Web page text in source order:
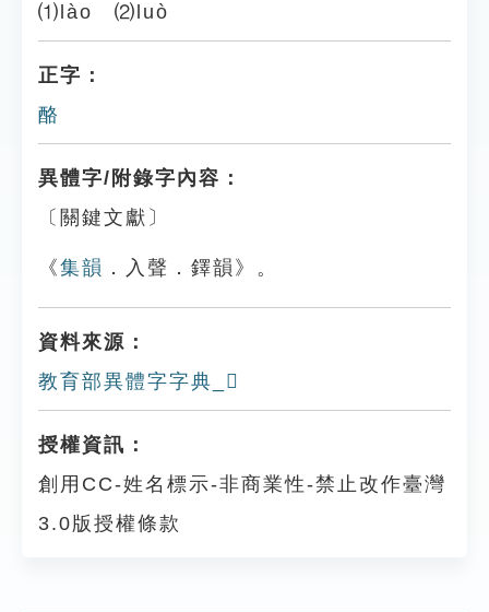
⑴lào ⑵luò
正字：
酪
異體字/附錄字內容：
〔關鍵文獻〕
《集韻 ．入聲．鐸韻》。
資料來源：
教育部異體字字典_𠄇
授權資訊：
創用CC-姓名標示-非商業性-禁止改作臺灣
3.0版授權條款